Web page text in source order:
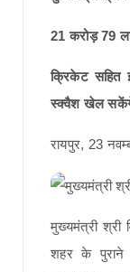
21 करोड़ 79
क्रिकेट सहित
स्क्वैश खेल सकेंगे
रायपुर, 23
मुख्यमंत्री श्री
शहर के पुराने